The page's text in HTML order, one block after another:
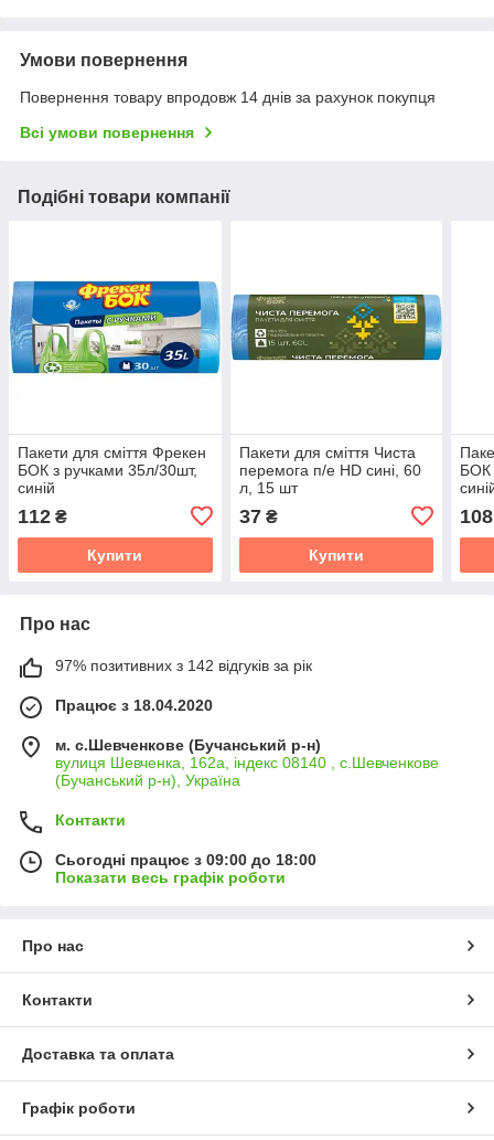
Умови повернення
Повернення товару впродовж 14 днів за рахунок покупця
Всі умови повернення
Подібні товари компанії
Пакети для сміття Фрекен
БОК з ручками 35л/30шт,
синій
112 ₴
Купити
Пакети для смiття Чиста
перемога п/е HD сині, 60
л, 15 шт
37₴
Купити
БОК
108
Про нас
97% позитивних з 142 відгуків за рік
Працює з 18.04.2020
м. с.Шевченкове (Бучанський р-н)
вулиця Шевченка, 162а, індекс 08140 , с.Шевченкове
(Бучанський р-н), Україна
Контакти
Сьогодні працює з 09:00 до 18:00
Показати весь графік роботи
Про нас
Контакти
Доставка та оплата
Графік роботи